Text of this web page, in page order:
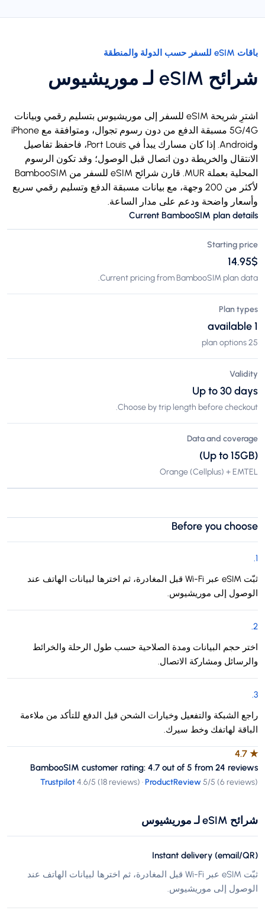
باقات eSIM للسفر حسب الدولة والمنطقة
شرائح eSIM لـ موريشيوس
اشترِ شريحة eSIM للسفر إلى موريشيوس بتسليم رقمي وبيانات
5G/4G مسبقة الدفع من دون رسوم تجوال، ومتوافقة مع iPhone
وAndroid. إذا كان مسارك يبدأ في Port Louis، فاحفظ تفاصيل
الانتقال والخريطة دون اتصال قبل الوصول؛ وقد تكون الرسوم
المحلية بعملة MUR. قارن شرائح eSIM للسفر من BambooSIM
لأكثر من 200 وجهة، مع بيانات مسبقة الدفع وتسليم رقمي سريع
وأسعار واضحة ودعم على مدار الساعة.
Current BambooSIM plan details
Starting price
$‏14.95
Current pricing from BambooSIM plan data.
Plan types
1 available
25 plan options
Validity
Up to 30 days
Choose by trip length before checkout.
Data and coverage
(Up to 15GB)
Orange (Cellplus) + EMTEL
Before you choose
1
.
ثبّت eSIM عبر Wi-Fi قبل المغادرة، ثم اخترها لبيانات الهاتف عند
الوصول إلى موريشيوس.
2
.
اختر حجم البيانات ومدة الصلاحية حسب طول الرحلة والخرائط
والرسائل ومشاركة الاتصال.
3
.
راجع الشبكة والتفعيل وخيارات الشحن قبل الدفع للتأكد من ملاءمة
الباقة لهاتفك وخط سيرك.
★
4.7
BambooSIM customer rating: 4.7 out of 5 from 24 reviews
Trustpilot4.6/5 (18 reviews) ·ProductReview5/5 (6 reviews)
شرائح eSIM لـ موريشيوس
Instant delivery (email/QR)
ثبّت eSIM عبر Wi-Fi قبل المغادرة، ثم اخترها لبيانات الهاتف عند
الوصول إلى موريشيوس.